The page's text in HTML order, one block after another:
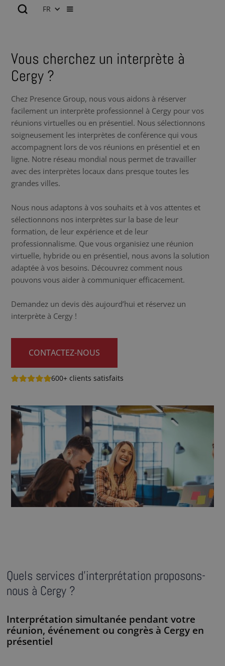
FR
Vous cherchez un interprète à
Cergy ?
Chez Presence Group, nous vous aidons à réserver
facilement un interprète professionnel à Cergy pour vos
réunions virtuelles ou en présentiel. Nous sélectionnons
soigneusement les interprètes de conférence qui vous
accompagnent lors de vos réunions en présentiel et en
ligne. Notre réseau mondial nous permet de travailler
avec des interprètes locaux dans presque toutes les
grandes villes.
Nous nous adaptons à vos souhaits et à vos attentes et
sélectionnons nos interprètes sur la base de leur
formation, de leur expérience et de leur
professionnalisme. Que vous organisiez une réunion
virtuelle, hybride ou en présentiel, nous avons la solution
adaptée à vos besoins. Découvrez comment nous
pouvons vous aider à communiquer efficacement.
Demandez un devis dès aujourd’hui et réservez un
interprète à Cergy !
CONTACTEZ-NOUS
600+ clients satisfaits
Quels services d’interprétation proposons-
nous à Cergy ?
Interprétation simultanée pendant votre
réunion, événement ou congrès à Cergy en
présentiel